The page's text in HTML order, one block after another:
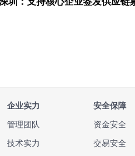
企业实力
管理团队
技术实力
安全保障
资金安全
交易安全